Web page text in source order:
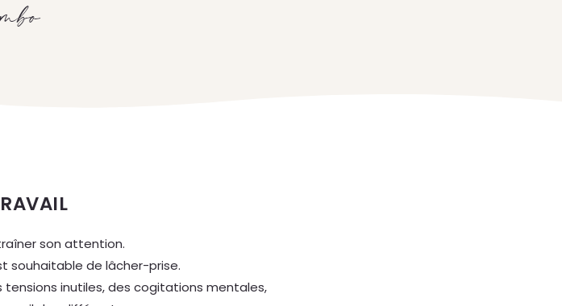
son attention.
souhaitable de lâcher-prise.
tensions inutiles, des cogitations mentales,